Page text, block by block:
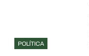
POLÍTICA